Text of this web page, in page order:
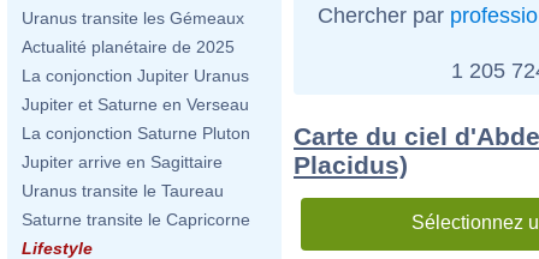
Uranus transite les Gémeaux
Actualité planétaire de 2025
La conjonction Jupiter Uranus
Jupiter et Saturne en Verseau
La conjonction Saturne Pluton
Jupiter arrive en Sagittaire
Uranus transite le Taureau
Saturne transite le Capricorne
Lifestyle
Chercher par
1 205
Carte du ciel
Placidus)
Sélectionnez